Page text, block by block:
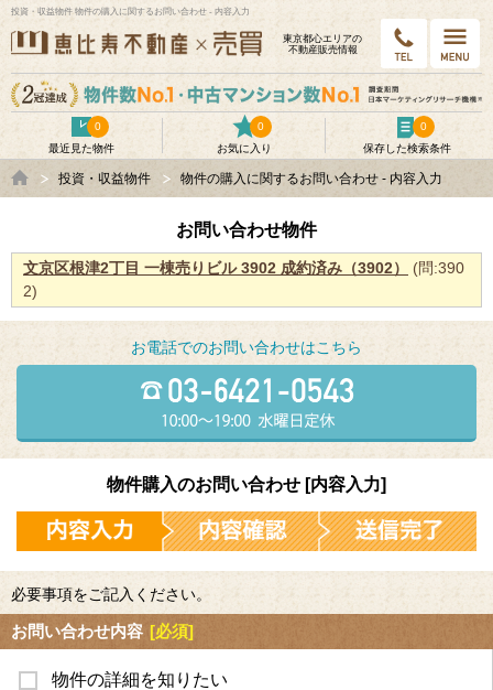
投資・収益物件 物件の購入に関するお問い合わせ - 内容入力
東京都⼼エリアの
不動産販売情報
最近見た物件
0
お気に入り
0
保存した検索条件
0
投資・収益物件 物件の購入に関するお問い合わせ - 内容入力
お問い合わせ物件
文京区根津2丁目 ⼀棟売りビル 3902 成約済み（3902）
(問:390
2)
お電話でのお問い合わせはこちら
物件購入のお問い合わせ [内容入力]
必要事項をご記入ください。
お問い合わせ内容 [必須]
物件の詳細を知りたい